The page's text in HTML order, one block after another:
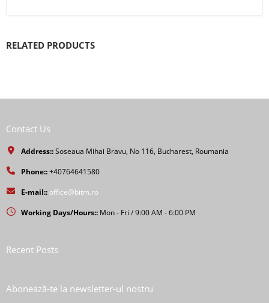
RELATED PRODUCTS
Contact Us
Address::Soseaua Mihai Bravu, No 116, Bucharest, Roumania
Phone::+40764641580
E-mail:: office@bitm.ro
Working Days/Hours:: Mon - Fri / 9:00 AM - 6:00 PM
Recent Posts
Abonează-te la newsletter-ul nostru